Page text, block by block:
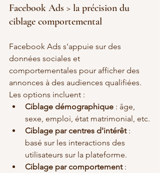
Facebook Ads > la précision du
ciblage comportemental
Facebook Ads s'appuie sur des
données sociales et
comportementales pour afficher des
annonces à des audiences qualifiées.
Les options incluent :
Ciblage démographique : âge,
sexe, emploi, état matrimonial, etc.
Ciblage par centres d'intérêt :
basé sur les interactions des
utilisateurs sur la plateforme.
Ciblage par comportement :